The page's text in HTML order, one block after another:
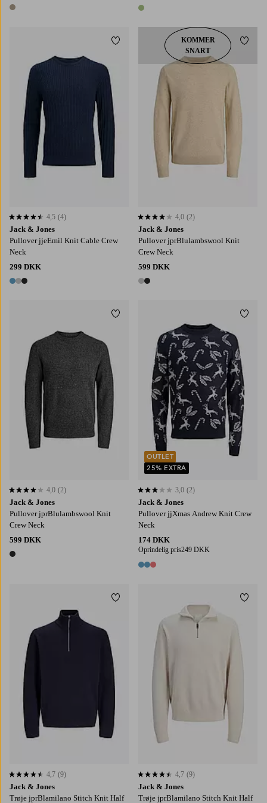
1 farve 1 farve
Jack & Jones
Pullover jjeEmil Knit Cable Crew
Neck
299 DKK
3 farver
4,5 baseret på 4 bedømmelser
4,5 (4)
Tilføj til favoritter
XL2XL
Jack & Jones
Pullover jprBlulambswool Knit
Crew Neck
599 DKK
2 farver
4,0 baseret på 2 bedømmelser
4,0 (2)
KOMMER
SNART
XL2XL
Jack & Jones
Pullover jprBlulambswool Knit
Crew Neck
599 DKK
1 farve
4,0 baseret på 2 bedømmelser
4,0 (2)
Tilføj til favoritter
2XL
Jack & Jones
Pullover jjXmas Andrew Knit Crew
Neck
174 DKK
Oprindelig pris249 DKK
3 farver
3,0 baseret på 2 bedømmelser
3,0 (2)
OUTLET
25% EXTRA
XL 2XL
Jack & Jones
Trøje jprBlamilano Stitch Knit Half
4,7 baseret på 9 bedømmelser
4,7 (9)
Tilføj til favoritter
Jack & Jones
Trøje jprBlamilano Stitch Knit Half
4,7 baseret på 9 bedømmelser
4,7 (9)
XL2XL